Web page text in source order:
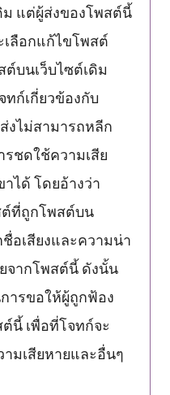
ม แต่ผู้ส่งของโพสต์นี้
ลือกแก้ไขโพสต์
บนเว็บไซต์เดิม
ก์เกี่ยวข้องกับ
งไม่สามารถหลีก
ชดใช้ความเสีย
ได้ โดยอ้างว่า
ที่ถูกโพสต์บน
อเสียงและความน่า
จากโพสต์นี้ ดังนั้น
ารขอให้ผู้ถูกฟ้อง
นี้ เพื่อที่โจทก์จะ
มเสียหายและอื่นๆ